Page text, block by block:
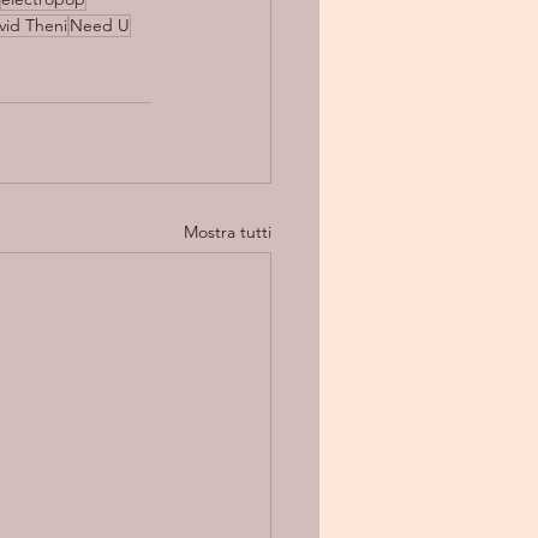
TheniNeed U
Mostra tutti